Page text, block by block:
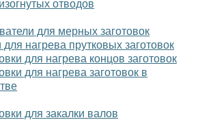
отводов
для мерных заготовок
нагрева прутковых заготовок
для нагрева концов заготовок
для нагрева заготовок в
для закалки валов